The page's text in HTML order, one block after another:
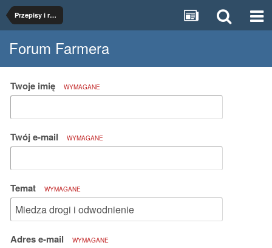
Przepisy i regulacje
Forum Farmera
Twoje imię WYMAGANE
Twój e-mail WYMAGANE
Temat WYMAGANE
Adres e-mail WYMAGANE